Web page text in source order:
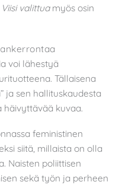
Viisi valittuamyös osin
voi lähestyä
Tällaisena
ja sen hallituskaudesta
kuvaa.
feministinen
siitä, millaista on olla
Naisten poliittisen
sekä työn ja perheen